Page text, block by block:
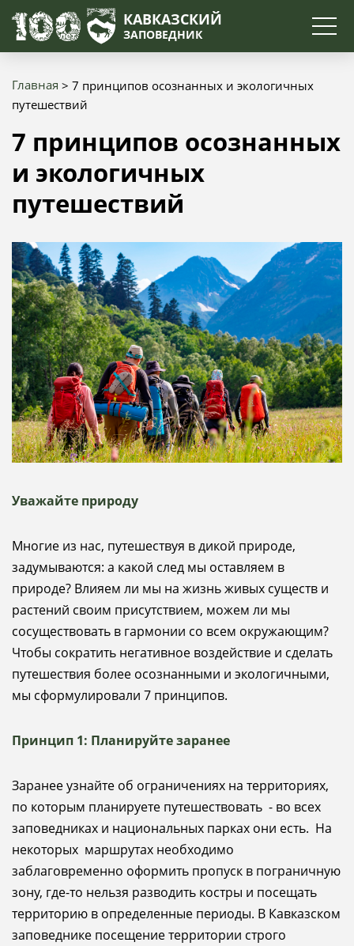
КАВКАЗСКИЙ
ЗАПОВЕДНИК
Поиск
Строка
навигации
Главная
7 принципов осознанных и экологичных
путешествий
7 принципов осознанных
и экологичных
путешествий
Уважайте природу
Многие из нас, путешествуя в дикой природе,
задумываются: а какой след мы оставляем в
природе? Влияем ли мы на жизнь живых существ и
растений своим присутствием, можем ли мы
сосуществовать в гармонии со всем окружающим?
Чтобы сократить негативное воздействие и сделать
путешествия более осознанными и экологичными,
мы сформулировали 7 принципов.
Принцип 1: Планируйте заранее
Заранее узнайте об ограничениях на территориях,
по которым планируете путешествовать - во всех
заповедниках и национальных парках они есть. На
некоторых маршрутах необходимо
заблаговременно оформить пропуск в пограничную
зону, где-то нельзя разводить костры и посещать
территорию в определенные периоды. В Кавказском
заповеднике посещение территории строго